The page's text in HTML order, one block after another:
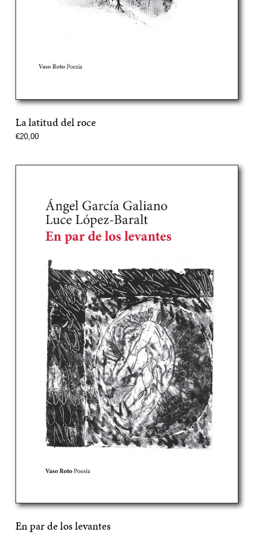
La latitud del roce
Precio
€20,00
En par de los levantes